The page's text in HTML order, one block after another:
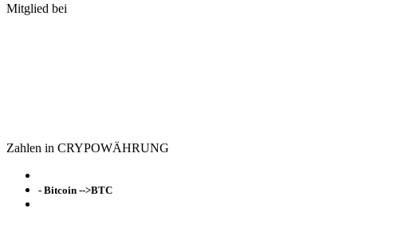
Mitglied bei
Zahlen in CRYPOWÄHRUNG
- Bitcoin -->BTC